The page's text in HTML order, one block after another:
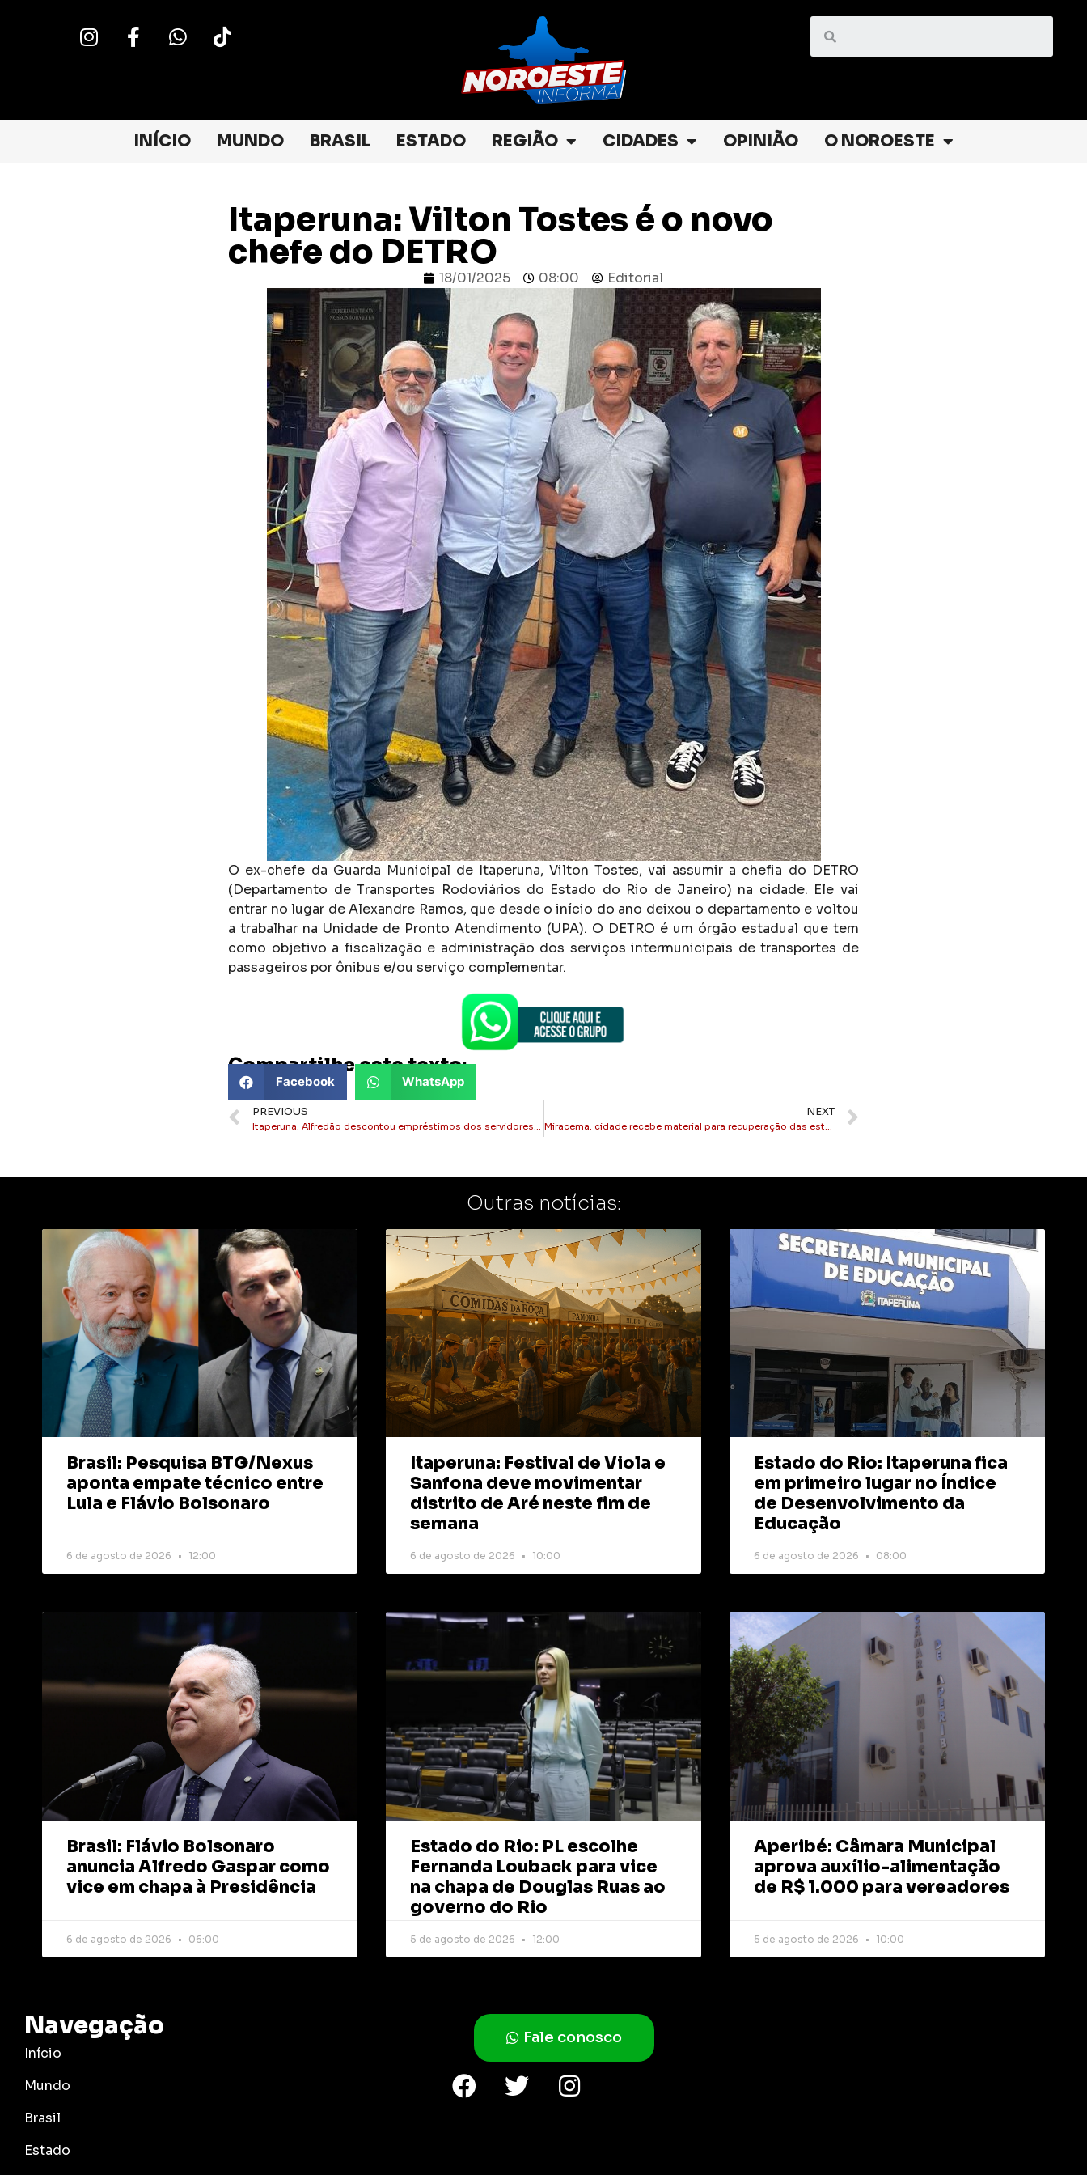
INÍCIO MUNDO BRASIL ESTADO REGIÃO CIDADES OPINIÃO O NOROESTE
Itaperuna: Vilton Tostes é o novo
chefe do DETRO
18/01/2025 08:00 Editorial
O ex-chefe da Guarda Municipal de Itaperuna, Vilton Tostes, vai assumir a chefia do DETRO
(Departamento de Transportes Rodoviários do Estado do Rio de Janeiro) na cidade. Ele vai
entrar no lugar de Alexandre Ramos, que desde o início do ano deixou o departamento e voltou
a trabalhar na Unidade de Pronto Atendimento (UPA). O DETRO é um órgão estadual que tem
como objetivo a fiscalização e administração dos serviços intermunicipais de transportes de
passageiros por ônibus e/ou serviço complementar.
Compartilhe este texto:
Facebook WhatsApp
PREVIOUS
Itaperuna: Alfredão descontou empréstimos dos servidores, mas não pagou ao banco
NEXT
Miracema: cidade recebe material para recuperação das estradas rurais
Outras notícias:
Brasil: Pesquisa BTG/Nexus
aponta empate técnico entre
Lula e Flávio Bolsonaro
6 de agosto de 2026 12:00
Itaperuna: Festival de Viola e
Sanfona deve movimentar
distrito de Aré neste fim de
semana
6 de agosto de 2026 10:00
Estado do Rio: Itaperuna fica
em primeiro lugar no Índice
de Desenvolvimento da
Educação
6 de agosto de 2026 08:00
Brasil: Flávio Bolsonaro
anuncia Alfredo Gaspar como
vice em chapa à Presidência
6 de agosto de 2026 06:00
Estado do Rio: PL escolhe
Fernanda Louback para vice
na chapa de Douglas Ruas ao
governo do Rio
5 de agosto de 2026 12:00
Aperibé: Câmara Municipal
aprova auxílio-alimentação
de R$ 1.000 para vereadores
5 de agosto de 2026 10:00
Navegação
Início
Mundo
Brasil
Estado
Fale conosco